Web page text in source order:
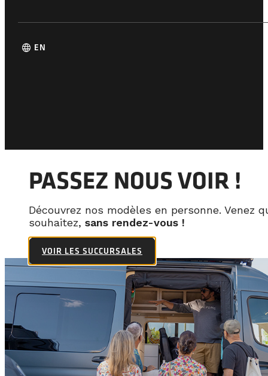
language EN
PASSEZ NOUS VOIR !
Découvrez nos modèles en personne. Venez
souhaitez, sans rendez-vous !
VOIR LES SUCCURSALES